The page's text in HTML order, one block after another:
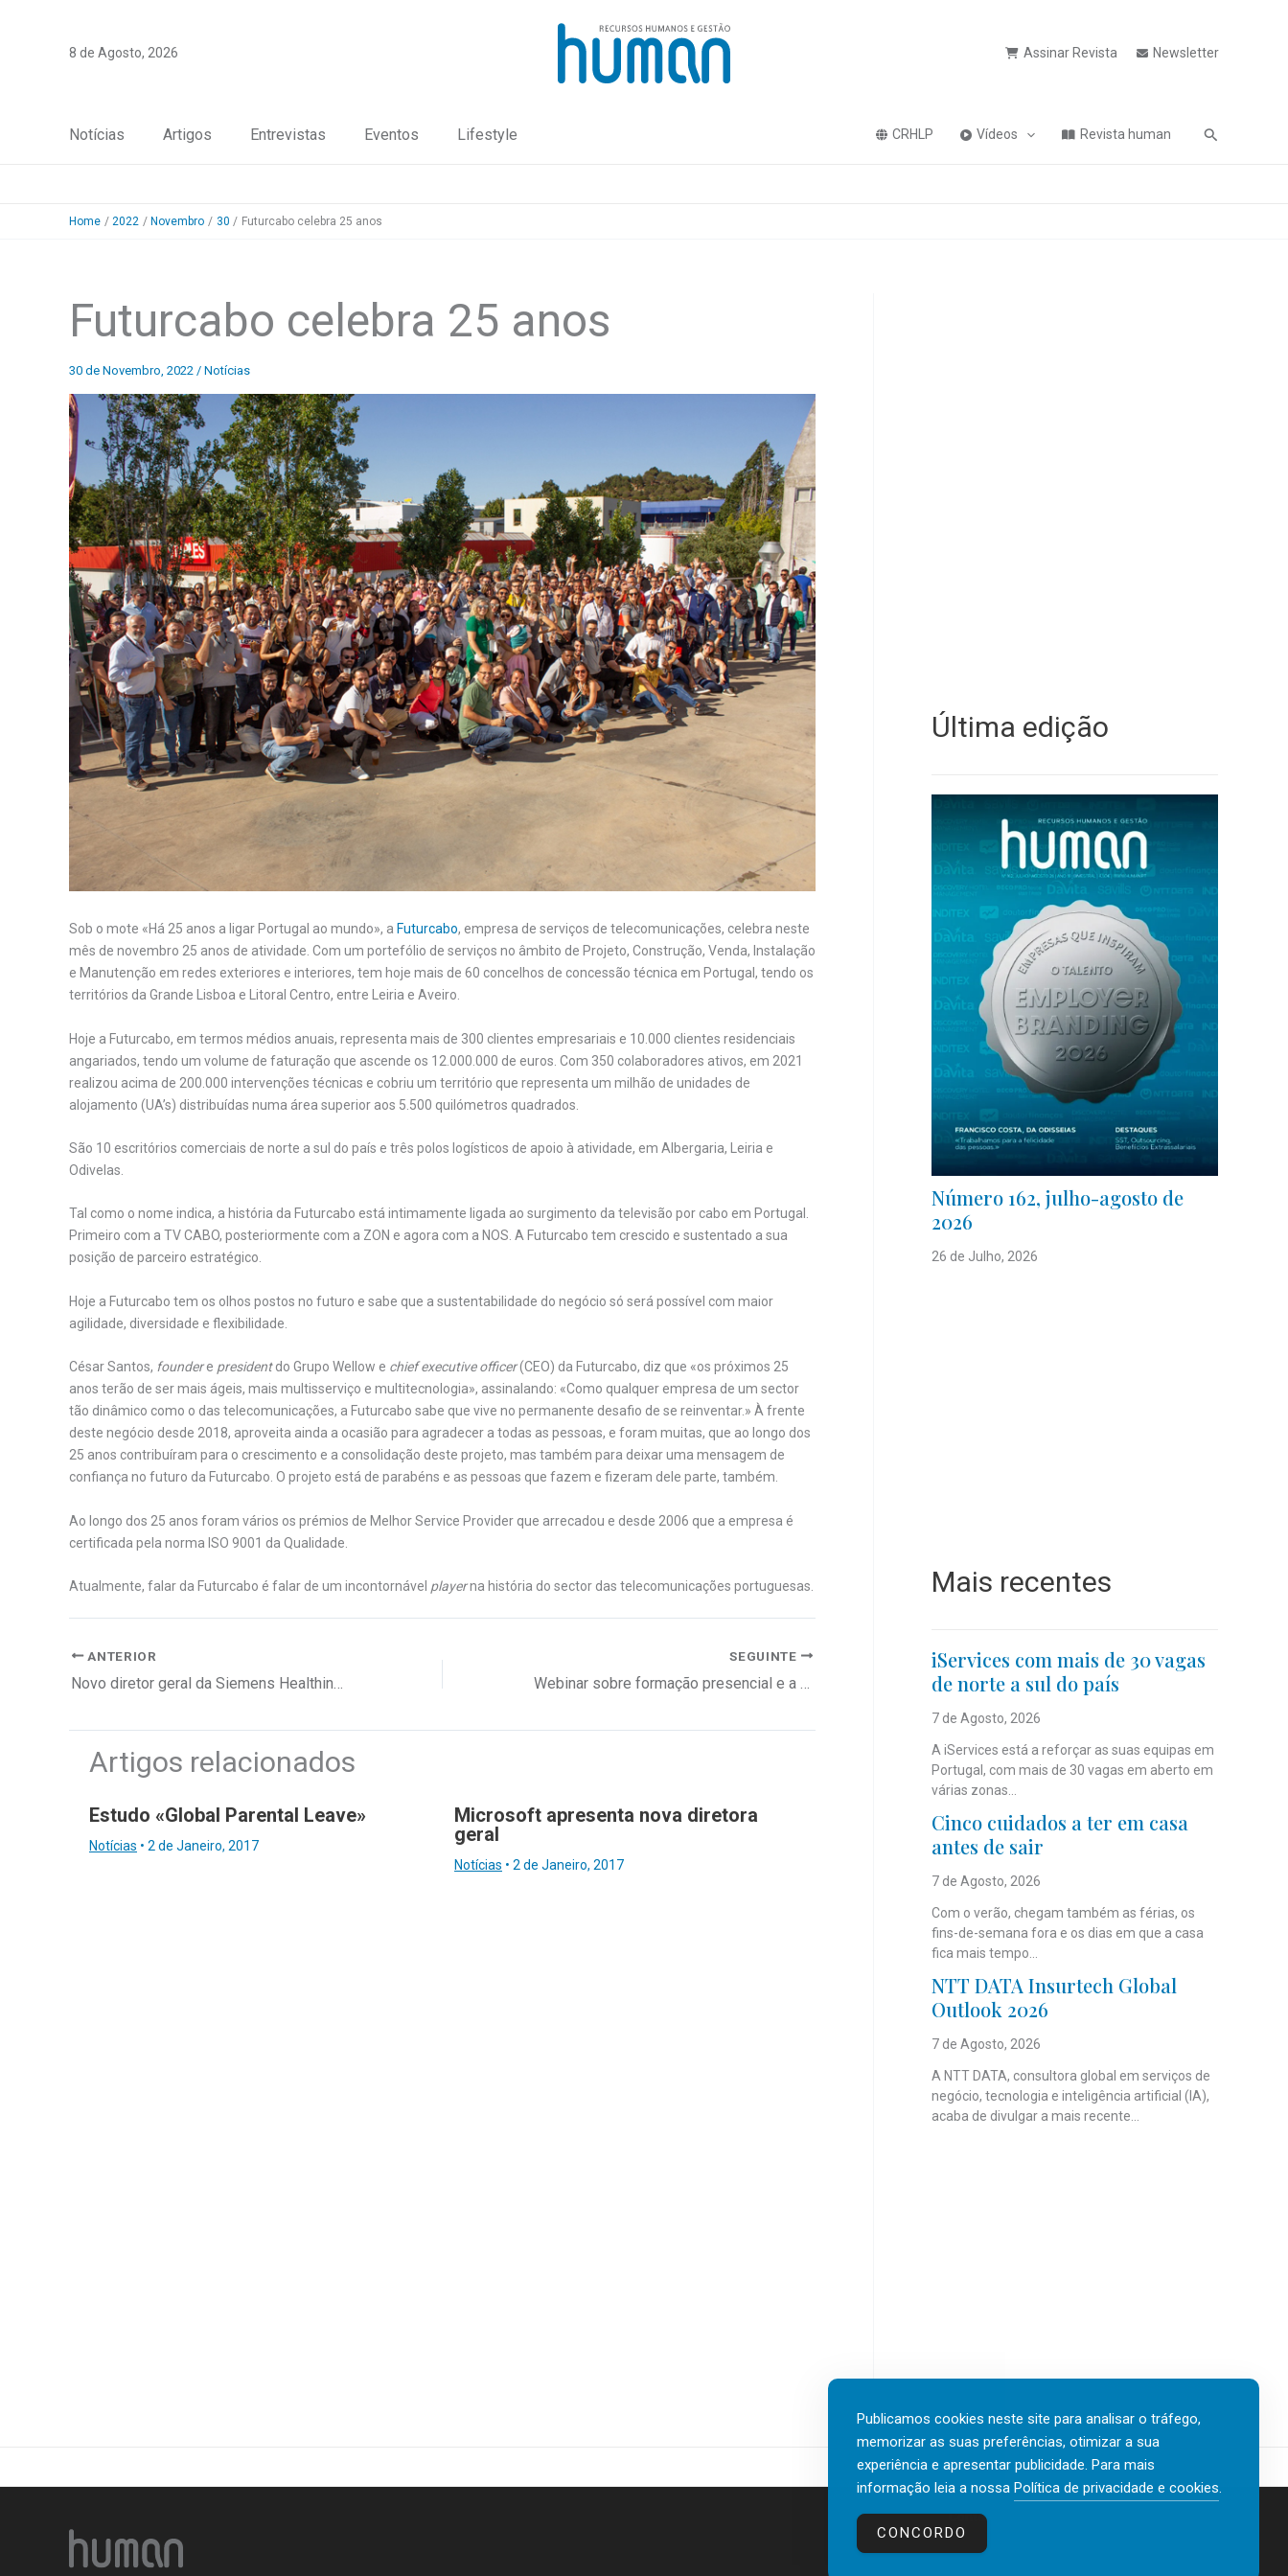
8 de Agosto, 2026 Assinar Revista Newsletter
Notícias Artigos Entrevistas Eventos Lifestyle CRHLP Vídeos Revista human Pesquisa
Home 2022 Novembro 30 Futurcabo celebra 25 anos
Futurcabo celebra 25 anos
30 de Novembro, 2022 / Notícias
Sob o mote «Há 25 anos a ligar Portugal ao mundo», a Futurcabo, empresa de serviços de telecomunicações, celebra neste
mês de novembro 25 anos de atividade. Com um portefólio de serviços no âmbito de Projeto, Construção, Venda, Instalação
e Manutenção em redes exteriores e interiores, tem hoje mais de 60 concelhos de concessão técnica em Portugal, tendo os
territórios da Grande Lisboa e Litoral Centro, entre Leiria e Aveiro.
Hoje a Futurcabo, em termos médios anuais, representa mais de 300 clientes empresariais e 10.000 clientes residenciais
angariados, tendo um volume de faturação que ascende os 12.000.000 de euros. Com 350 colaboradores ativos, em 2021
realizou acima de 200.000 intervenções técnicas e cobriu um território que representa um milhão de unidades de
alojamento (UA’s) distribuídas numa área superior aos 5.500 quilómetros quadrados.
São 10 escritórios comerciais de norte a sul do país e três polos logísticos de apoio à atividade, em Albergaria, Leiria e
Odivelas.
Tal como o nome indica, a história da Futurcabo está intimamente ligada ao surgimento da televisão por cabo em Portugal.
Primeiro com a TV CABO, posteriormente com a ZON e agora com a NOS. A Futurcabo tem crescido e sustentado a sua
posição de parceiro estratégico.
Hoje a Futurcabo tem os olhos postos no futuro e sabe que a sustentabilidade do negócio só será possível com maior
agilidade, diversidade e flexibilidade.
César Santos, foundere presidentdo Grupo Wellow e chief executive officer(CEO) da Futurcabo, diz que «os próximos 25
anos terão de ser mais ágeis, mais multisserviço e multitecnologia», assinalando: «Como qualquer empresa de um sector
tão dinâmico como o das telecomunicações, a Futurcabo sabe que vive no permanente desafio de se reinventar.» À frente
deste negócio desde 2018, aproveita ainda a ocasião para agradecer a todas as pessoas, e foram muitas, que ao longo dos
25 anos contribuíram para o crescimento e a consolidação deste projeto, mas também para deixar uma mensagem de
confiança no futuro da Futurcabo. O projeto está de parabéns e as pessoas que fazem e fizeram dele parte, também.
Ao longo dos 25 anos foram vários os prémios de Melhor Service Provider que arrecadou e desde 2006 que a empresa é
certificada pela norma ISO 9001 da Qualidade.
Atualmente, falar da Futurcabo é falar de um incontornável playerna história do sector das telecomunicações portuguesas.
ANTERIOR SEGUINTE
Artigos relacionados
Estudo «Global Parental Leave»
Notícias • 2 de Janeiro, 2017
Microsoft apresenta nova diretora
geral
Notícias • 2 de Janeiro, 2017
Última edição
Número 162, julho-agosto de
2026
26 de Julho, 2026
Mais recentes
iServices com mais de 30 vagas
de norte a sul do país
7 de Agosto, 2026
A iServices está a reforçar as suas equipas em
Portugal, com mais de 30 vagas em aberto em
várias zonas...
Cinco cuidados a ter em casa
antes de sair
7 de Agosto, 2026
Com o verão, chegam também as férias, os
fins-de-semana fora e os dias em que a casa
fica mais tempo...
NTT DATA Insurtech Global
Outlook 2026
7 de Agosto, 2026
A NTT DATA, consultora global em serviços de
negócio, tecnologia e inteligência artificial (IA),
acaba de divulgar a mais recente...
Contactos
Publicamos cookies neste site para analisar o tráfego,
memorizar as suas preferências, otimizar a sua
experiência e apresentar publicidade. Para mais
informação leia a nossa Política de privacidade e cookies.
CONCORDO